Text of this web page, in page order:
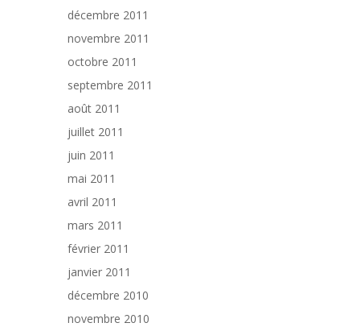
décembre 2011
novembre 2011
octobre 2011
septembre 2011
août 2011
juillet 2011
juin 2011
mai 2011
avril 2011
mars 2011
février 2011
janvier 2011
décembre 2010
novembre 2010